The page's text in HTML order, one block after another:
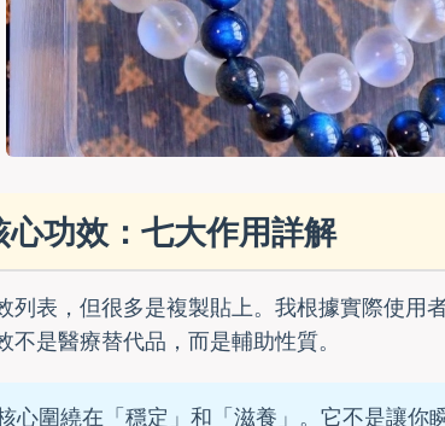
功效：七大作用詳解
列表，但很多是複製貼上。我根據實際使用
不是醫療替代品，而是輔助性質。
心圍繞在「穩定」和「滋養」。它不是讓你